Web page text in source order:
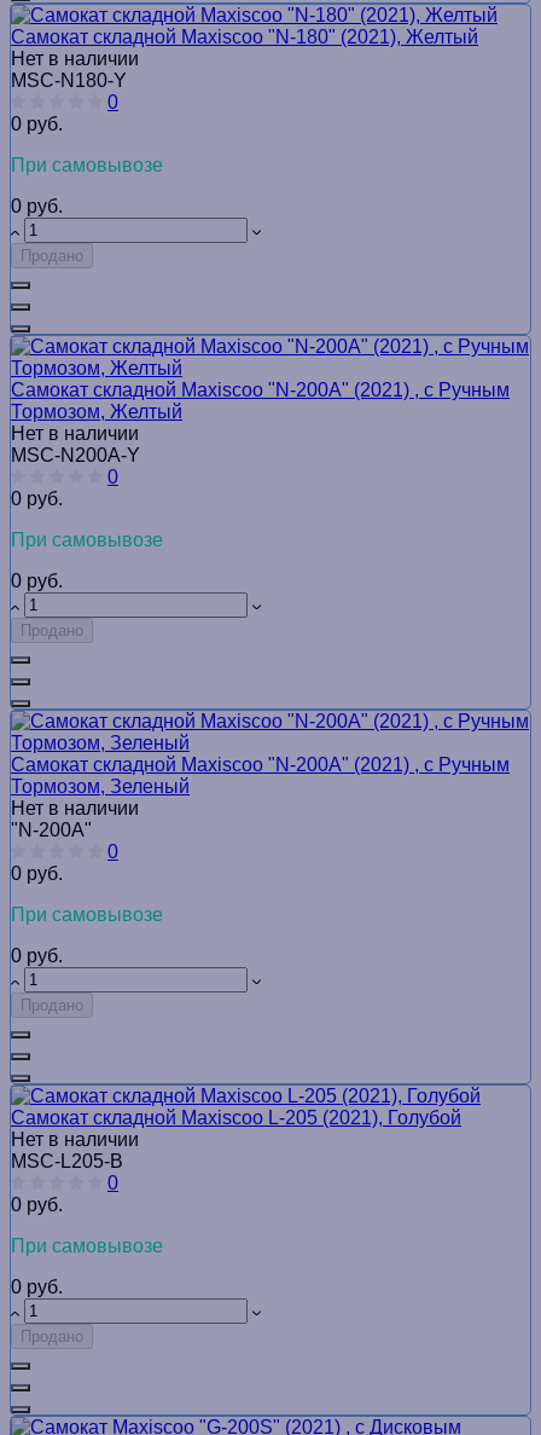
Самокат складной Maxiscoo "N-180" (2021), Желтый
Нет в наличии
MSC-N180-Y
0
0 руб.
При самовывозе
0 руб.
Продано
Самокат складной Maxiscoo "N-200A" (2021) , с Ручным
Тормозом, Желтый
Нет в наличии
MSC-N200A-Y
0
0 руб.
При самовывозе
0 руб.
Продано
Самокат складной Maxiscoo "N-200A" (2021) , с Ручным
Тормозом, Зеленый
Нет в наличии
"N-200A"
0
0 руб.
При самовывозе
0 руб.
Продано
Самокат складной Maxiscoo L-205 (2021), Голубой
Нет в наличии
MSC-L205-B
0
0 руб.
При самовывозе
0 руб.
Продано